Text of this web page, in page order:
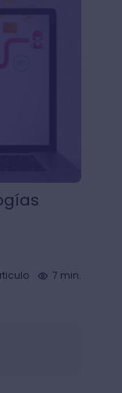
7 min.